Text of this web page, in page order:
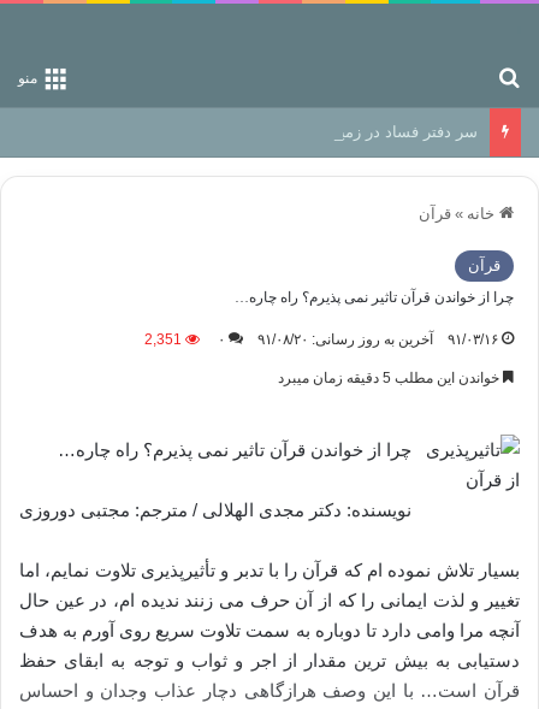
منو
سر دفتر فساد در زمین‌، دوری وکناره‌گیری از راه خداست‌!
خانه » قرآن
قرآن
چرا از خواندن قرآن تاثیر نمی پذیرم؟ راه چاره…
۹۱/۰۳/۱۶ آخرین به روز رسانی: ۹۱/۰۸/۲۰ ۰ 2,351
خواندن این مطلب 5 دقیقه زمان میبرد
چرا از خواندن قرآن تاثیر نمی پذیرم؟ راه چاره…
نویسنده: دکتر مجدی الهلالی / مترجم: مجتبی دوروزی
بسیار تلاش نموده ام که قرآن را با تدبر و تأثیرپذیری تلاوت نمایم، اما
تغییر و لذت ایمانی را که از آن حرف می زنند ندیده ام، در عین حال
آنچه مرا وامی دارد تا دوباره به سمت تلاوت سریع روی آورم به هدف
دستیابی به بیش ترین مقدار از اجر و ثواب و توجه به ابقای حفظ
قرآن است… با این وصف هرازگاهی دچار عذاب وجدان و احساس